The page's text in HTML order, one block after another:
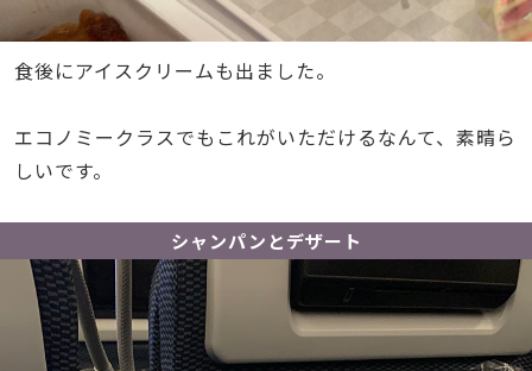
食後にアイスクリームも出ました。
エコノミークラスでもこれがいただけるなんて、素晴ら
しいです。
シャンパンとデザート